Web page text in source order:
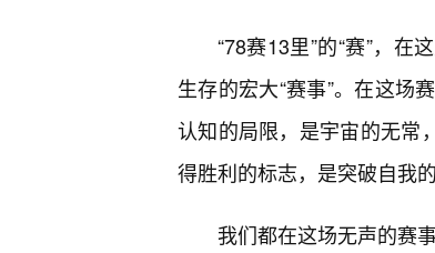
“78赛13里”的“赛”，在
生存的宏大“赛事”。在这场
认知的局限，是宇宙的无常
得胜利的标志，是突破自我的
我们都在这场无声的赛